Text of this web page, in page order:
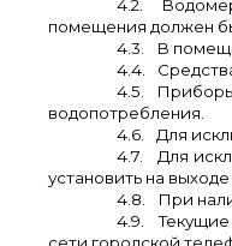
4.2.
помещения должен
4.3.
В
4.4.
4.5.
водопотребления.
4.6.
Для
4.7.
Для
установить на
4.8.
При
4.9.